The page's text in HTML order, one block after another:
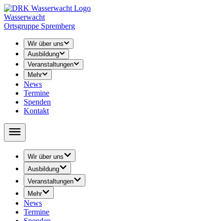
Wasserwacht
Ortsgruppe Spremberg
Wir über uns
Ausbildung
Veranstaltungen
Mehr
News
Termine
Spenden
Kontakt
Wir über uns
› Leitung
› Unser Training
› Abschied
› Geschichte
Ausbildung
› Rettungsschwimmen
› Schwimmunterricht
Veranstaltungen
› 24-h-Schwimmen
› 48-h-Schwimmen
Mehr
› Öffentlichkeitsarbeit
› Youtube
› Rätsel / Basteln / Malvorlagen
News
Termine